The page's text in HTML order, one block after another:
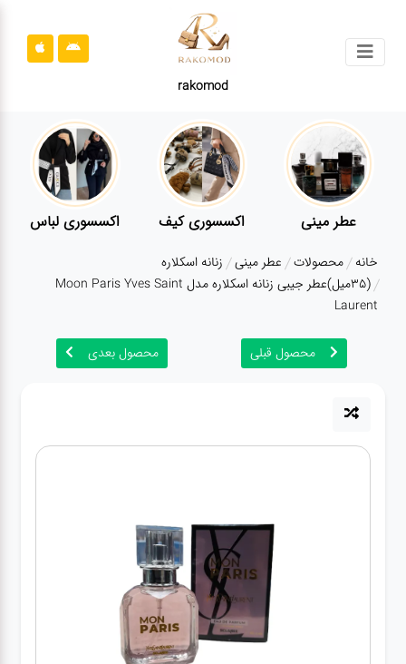
rakomod
محصولات
قوانین
سایت
ارتباط
درباره
کیف
عطر مینی اکسسوری کیف اکسسوری لباس
خانه محصولات عطر مینی زنانه اسکلاره
(35میل)عطر جیبی زنانه اسکلاره مدل Moon Paris Yves Saint
Laurent
محصول قبلی محصول بعدی